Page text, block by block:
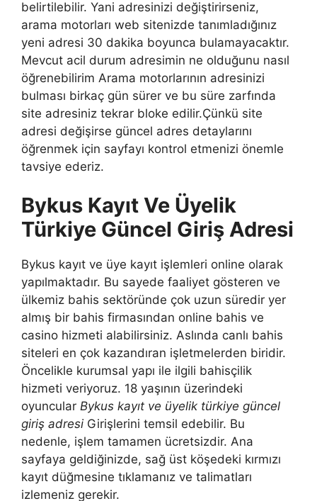
belirtilebilir. Yani adresinizi değiştirirseniz,
arama motorları web sitenizde tanımladığınız
yeni adresi 30 dakika boyunca bulamayacaktır.
Mevcut acil durum adresimin ne olduğunu nasıl
öğrenebilirim Arama motorlarının adresinizi
bulması birkaç gün sürer ve bu süre zarfında
site adresiniz tekrar bloke edilir.Çünkü site
adresi değişirse güncel adres detaylarını
öğrenmek için sayfayı kontrol etmenizi önemle
tavsiye ederiz.
Bykus Kayıt Ve Üyelik
Türkiye Güncel Giriş Adresi
Bykus kayıt ve üye kayıt işlemleri online olarak
yapılmaktadır. Bu sayede faaliyet gösteren ve
ülkemiz bahis sektöründe çok uzun süredir yer
almış bir bahis firmasından online bahis ve
casino hizmeti alabilirsiniz. Aslında canlı bahis
siteleri en çok kazandıran işletmelerden biridir.
Öncelikle kurumsal yapı ile ilgili bahisçilik
hizmeti veriyoruz. 18 yaşının üzerindeki
oyuncular Bykus kayıt ve üyelik türkiye güncel
giriş adresi Girişlerini temsil edebilir. Bu
nedenle, işlem tamamen ücretsizdir. Ana
sayfaya geldiğinizde, sağ üst köşedeki kırmızı
kayıt düğmesine tıklamanız ve talimatları
izlemeniz gerekir.